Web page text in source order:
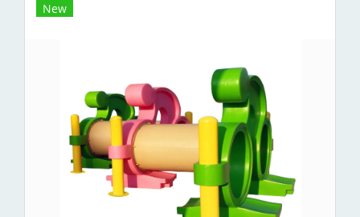
New